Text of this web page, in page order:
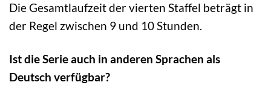
Die Gesamtlaufzeit der vierten Staffel beträgt in
der Regel zwischen 9 und 10 Stunden.
Ist die Serie auch in anderen Sprachen als
Deutsch verfügbar?